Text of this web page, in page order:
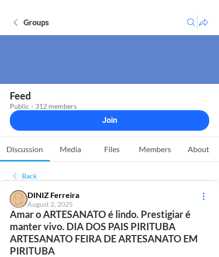
Groups
Feed
Public · 312 members
Join
Discussion Media Files Members About
Back
DINIZ Ferreira
August 2, 2025
Amar o ARTESANATO é lindo. Prestigiar é
manter vivo. DIA DOS PAIS PIRITUBA
ARTESANATO FEIRA DE ARTESANATO EM
PIRITUBA